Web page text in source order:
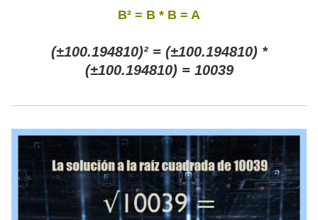
B² = B * B = A
(±100.194810)² = (±100.194810) *
(±100.194810) = 10039